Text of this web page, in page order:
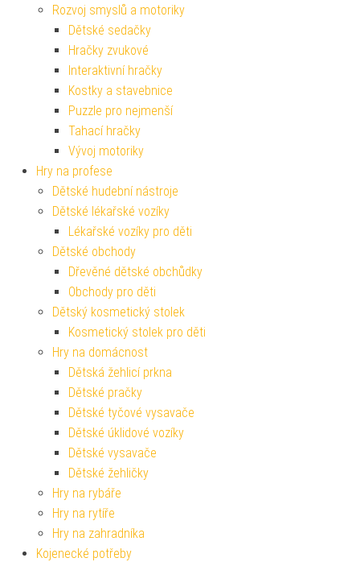
Rozvoj smyslů a motoriky
Dětské sedačky
Hračky zvukové
Interaktivní hračky
Kostky a stavebnice
Puzzle pro nejmenší
Tahací hračky
Vývoj motoriky
Hry na profese
Dětské hudební nástroje
Dětské lékařské vozíky
Lékařské vozíky pro děti
Dětské obchody
Dřevěné dětské obchůdky
Obchody pro děti
Dětský kosmetický stolek
Kosmetický stolek pro děti
Hry na domácnost
Dětská žehlicí prkna
Dětské pračky
Dětské tyčové vysavače
Dětské úklidové vozíky
Dětské vysavače
Dětské žehličky
Hry na rybáře
Hry na rytíře
Hry na zahradníka
Kojenecké potřeby